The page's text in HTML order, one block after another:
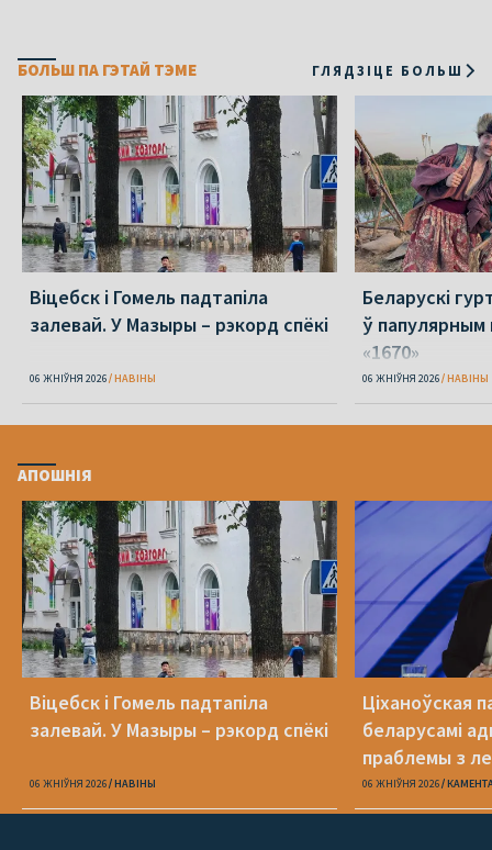
БОЛЬШ ПА ГЭТАЙ ТЭМЕ ГЛЯДЗІЦЕ БОЛЬШ
Віцебск і Гомель падтапіла
залевай. У Мазыры – рэкорд спёкі
06 ЖНІЎНЯ 2026 НАВІНЫ
Беларускі
ў папулярным
«1670»
06 ЖНІЎНЯ 2026 НАВІНЫ
АПОШНІЯ
Віцебск і Гомель падтапіла
залевай. У Мазыры – рэкорд спёкі
06 ЖНІЎНЯ 2026 НАВІНЫ
Ціханоўская
беларусамі
праблемы з
06 ЖНІЎНЯ 2026